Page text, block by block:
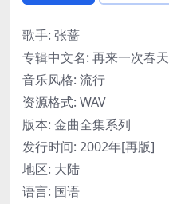
歌手: 张蔷
专辑中文名: 再来一次春天
音乐风格: 流行
资源格式: WAV
版本: 金曲全集系列
发行时间: 2002年[再版]
地区: 大陆
语言: 国语